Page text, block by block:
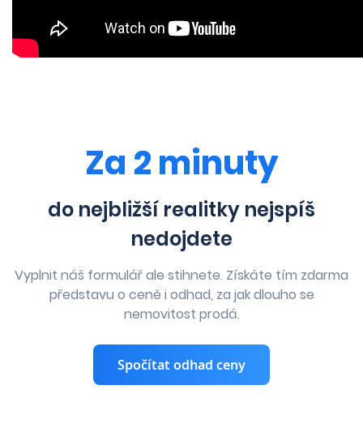
Za 2 minuty
do nejbližší realitky nejspíš
nedojdete
Vyplnit náš formulář ale stihnete. Získáte tím zdarma
představu o ceně i odhad, za jak dlouho se
nemovitost prodá.
Spočítat odhad ceny